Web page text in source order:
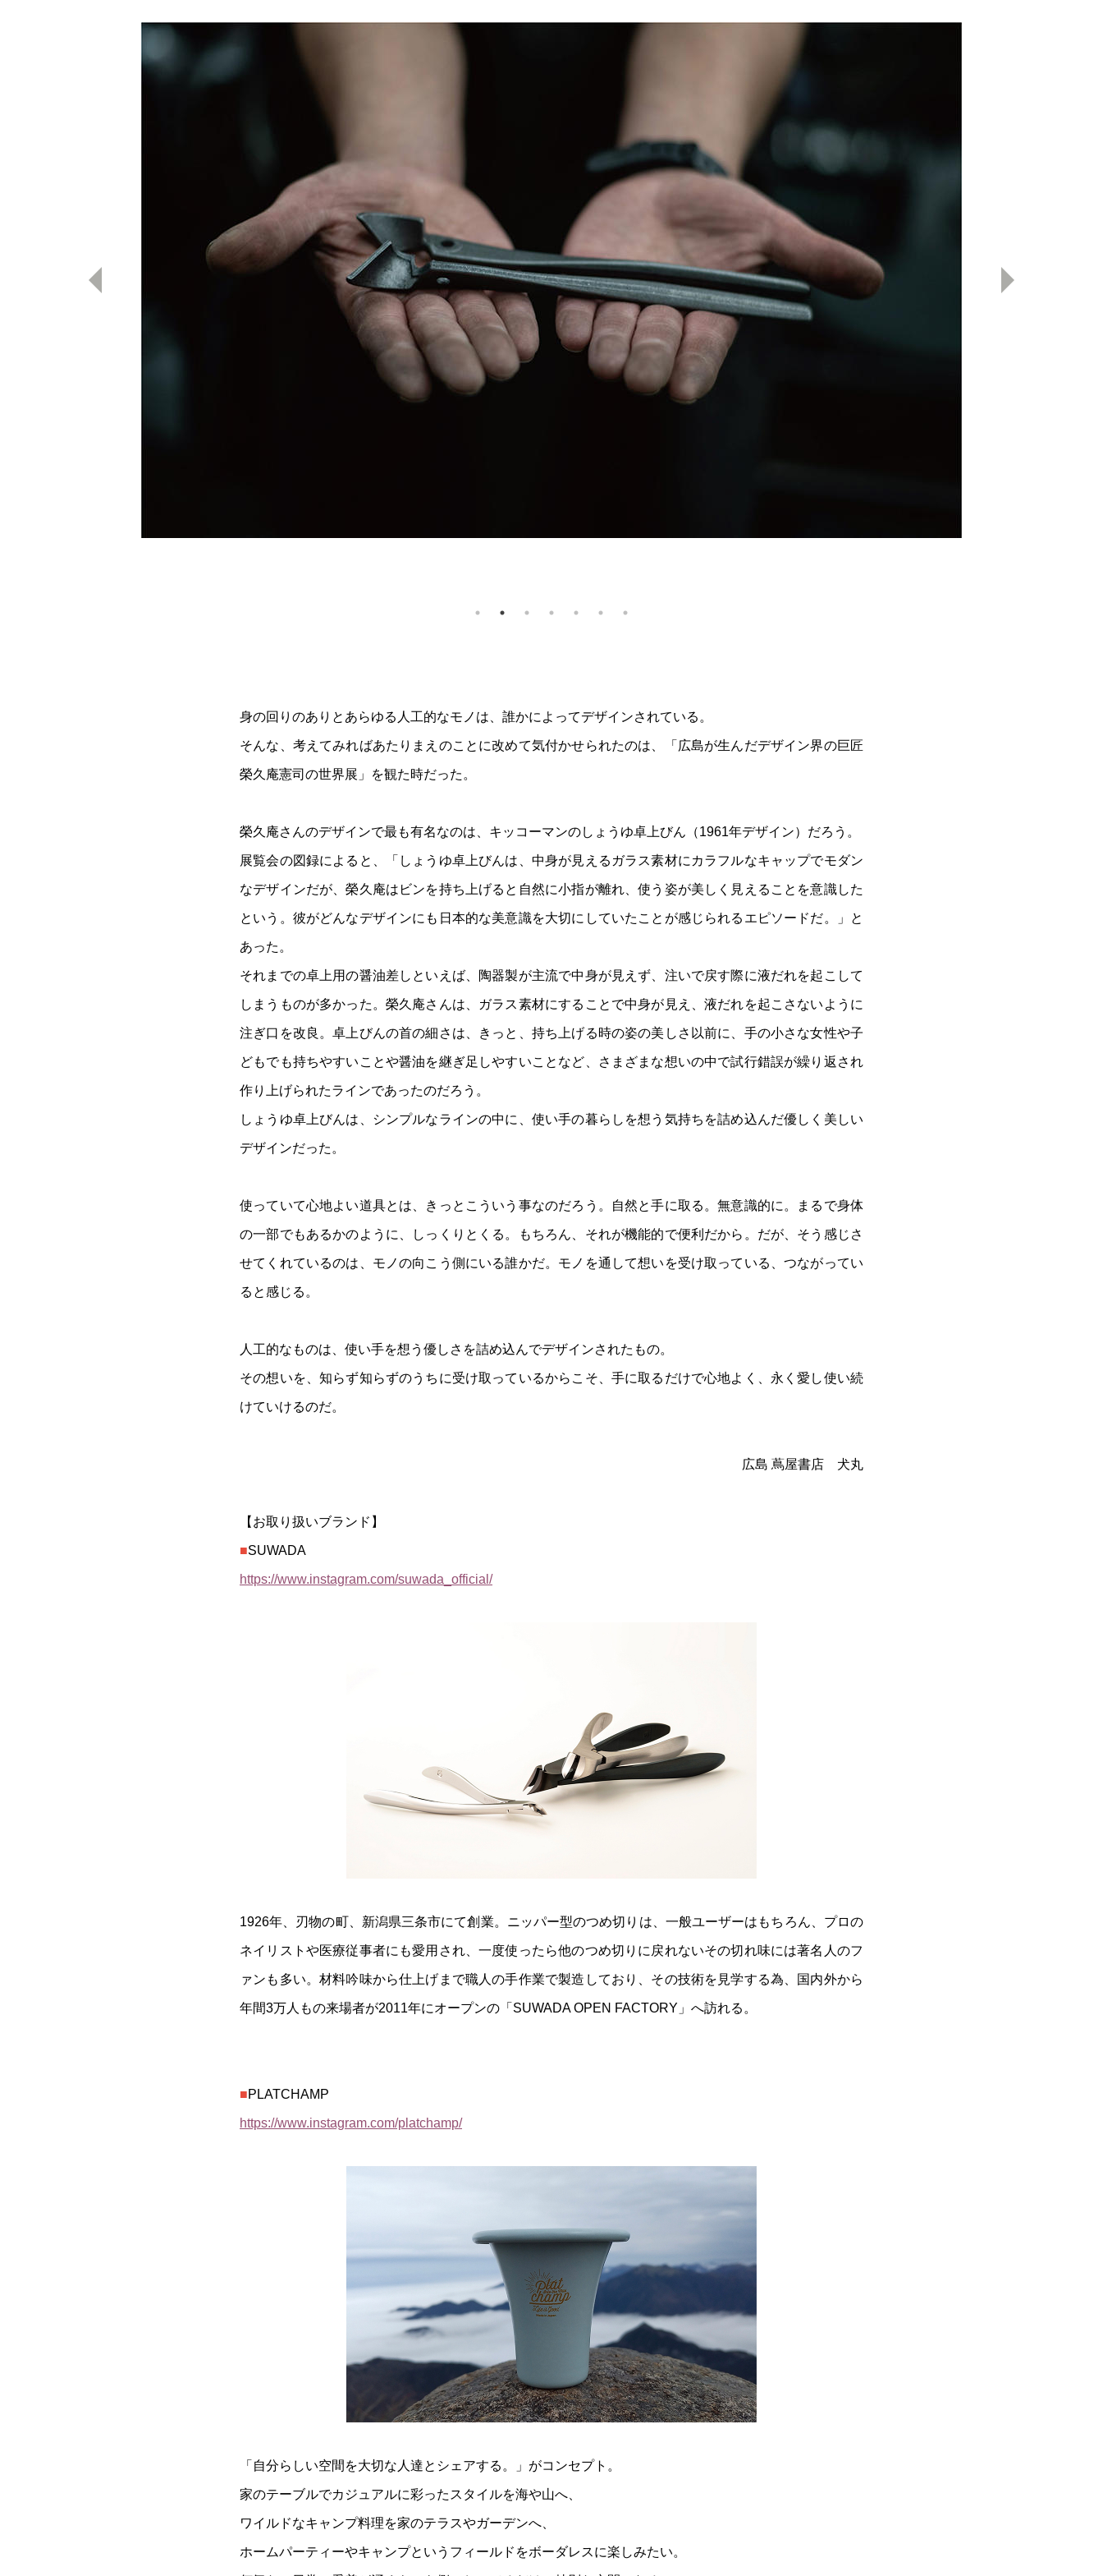
身の回りのありとあらゆる人工的なモノは、誰かによってデザインされている。
そんな、考えてみればあたりまえのことに改めて気付かせられたのは、「広島が生んだデザイン界の巨匠
榮久庵憲司の世界展」を観た時だった。
榮久庵さんのデザインで最も有名なのは、キッコーマンのしょうゆ卓上びん（1961年デザイン）だろう。
展覧会の図録によると、「しょうゆ卓上びんは、中身が見えるガラス素材にカラフルなキャップでモダン
なデザインだが、榮久庵はビンを持ち上げると自然に小指が離れ、使う姿が美しく見えることを意識した
という。彼がどんなデザインにも日本的な美意識を大切にしていたことが感じられるエピソードだ。」と
あった。
それまでの卓上用の醤油差しといえば、陶器製が主流で中身が見えず、注いで戻す際に液だれを起こして
しまうものが多かった。榮久庵さんは、ガラス素材にすることで中身が見え、液だれを起こさないように
注ぎ口を改良。卓上びんの首の細さは、きっと、持ち上げる時の姿の美しさ以前に、手の小さな女性や子
どもでも持ちやすいことや醤油を継ぎ足しやすいことなど、さまざまな想いの中で試行錯誤が繰り返され
作り上げられたラインであったのだろう。
しょうゆ卓上びんは、シンプルなラインの中に、使い手の暮らしを想う気持ちを詰め込んだ優しく美しい
デザインだった。
使っていて心地よい道具とは、きっとこういう事なのだろう。自然と手に取る。無意識的に。まるで身体
の一部でもあるかのように、しっくりとくる。もちろん、それが機能的で便利だから。だが、そう感じさ
せてくれているのは、モノの向こう側にいる誰かだ。モノを通して想いを受け取っている、つながってい
ると感じる。
人工的なものは、使い手を想う優しさを詰め込んでデザインされたもの。
その想いを、知らず知らずのうちに受け取っているからこそ、手に取るだけで心地よく、永く愛し使い続
けていけるのだ。
広島 蔦屋書店 犬丸
【お取り扱いブランド】
■SUWADA
https://www.instagram.com/suwada_official/
1926年、刃物の町、新潟県三条市にて創業。ニッパー型のつめ切りは、一般ユーザーはもちろん、プロの
ネイリストや医療従事者にも愛用され、一度使ったら他のつめ切りに戻れないその切れ味には著名人のフ
ァンも多い。材料吟味から仕上げまで職人の手作業で製造しており、その技術を見学する為、国内外から
年間3万人もの来場者が2011年にオープンの「SUWADA OPEN FACTORY」へ訪れる。
■PLATCHAMP
https://www.instagram.com/platchamp/
「自分らしい空間を大切な人達とシェアする。」がコンセプト。
家のテーブルでカジュアルに彩ったスタイルを海や山へ、
ワイルドなキャンプ料理を家のテラスやガーデンへ、
ホームパーティーやキャンプというフィールドをボーダレスに楽しみたい。